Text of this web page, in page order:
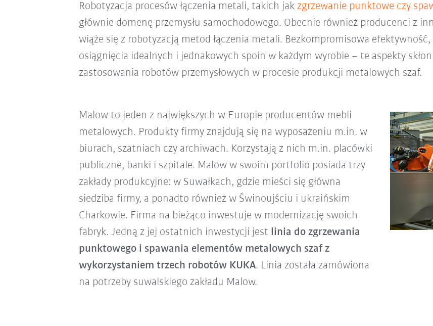
Robotyzacja procesów łączenia metali, takich jak zgrzewanie punktowe czy
głównie domenę przemysłu samochodowego. Obecnie również producenci z
wiąże się z robotyzacją metod łączenia metali. Bezkompromisowa
osiągnięcia idealnych i jednakowych spoin w każdym wyrobie – te aspekty
zastosowania robotów przemysłowych w procesie produkcji metalowych szaf.
Malow to jeden z największych w Europie producentów mebli
metalowych. Produkty firmy znajdują się na wyposażeniu m.in. w
biurach, szatniach czy archiwach. Korzystają z nich m.in. placówki
publiczne, banki i szpitale. Malow w swoim portfolio posiada trzy
zakłady produkcyjne: w Suwałkach, gdzie mieści się główna
siedziba firmy, a ponadto również w Świnoujściu i ukraińskim
Charkowie. Firma na bieżąco inwestuje w modernizację swoich
fabryk. Jedną z jej ostatnich inwestycji jest linia do zgrzewania
punktowego i spawania elementów metalowych szaf z
wykorzystaniem trzech robotów KUKA. Linia została zamówiona
na potrzeby suwalskiego zakładu Malow.